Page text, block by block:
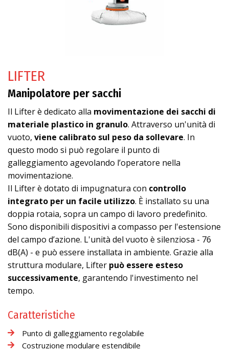
LIFTER
Manipolatore per sacchi
Il Lifter è dedicato alla movimentazione dei sacchi di
materiale plastico in granulo. Attraverso un'unità di
vuoto, viene calibrato sul peso da sollevare. In
questo modo si può regolare il punto di
galleggiamento agevolando l’operatore nella
movimentazione.
Il Lifter è dotato di impugnatura con controllo
integrato per un facile utilizzo. È installato su una
doppia rotaia, sopra un campo di lavoro predefinito.
Sono disponibili dispositivi a compasso per l'estensione
del campo d’azione. L'unità del vuoto è silenziosa - 76
dB(A) - e può essere installata in ambiente. Grazie alla
struttura modulare, Lifter può essere esteso
successivamente, garantendo l'investimento nel
tempo.
Caratteristiche
Punto di galleggiamento regolabile
Costruzione modulare estendibile